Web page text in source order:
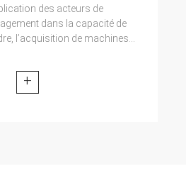
des acteurs de
dans la capacité de
l’acquisition de machines...
+